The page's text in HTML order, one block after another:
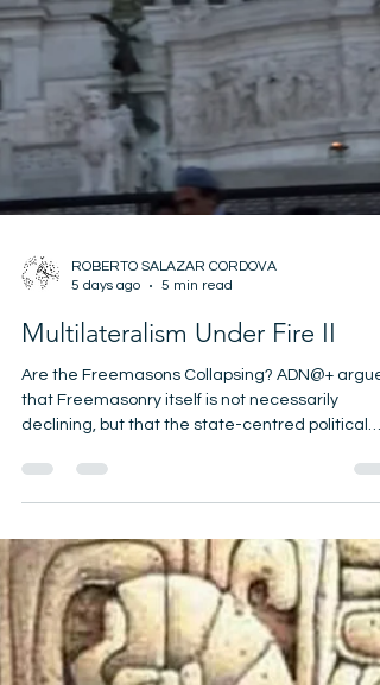
5 days ago
5 min read
Multilateralism Under Fire II
Are the Freemasons Collapsing? ADN@+
declining, but that the state-centred political
political multilateralism gives way to markets,
capital, technology and strategic
competitiveness, the post-1945 order is being
transformed. The result is not the end of
cooperation, but the emergence of a new
civilizational balance based on strategic